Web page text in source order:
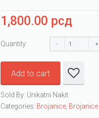
1,800.00 рсд
Quantity:
Add to cart
Sold By: Unikatni Nakit
Categories: Brojanice Brojanice